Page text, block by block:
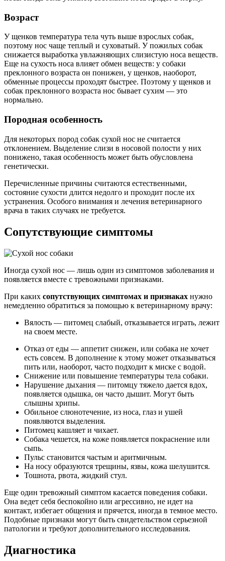
Возраст
У щенков температура тела чуть выше взрослых собак,
поэтому нос чаще теплый и суховатый. У пожилых собак
снижается выработка увлажняющих слизистую носа веществ.
Еще на сухость носа влияет обмен веществ: у собаки
преклонного возраста он понижен, у щенков, наоборот,
обменные процессы проходят быстрее. Поэтому у щенков и
собак преклонного возраста нос бывает сухим — это
нормально.
Породная особенность
Для некоторых пород собак сухой нос не считается
отклонением. Выделение слизи в носовой полости у них
понижено, такая особенность может быть обусловлена
генетически.
Перечисленные причины считаются естественными,
состояние сухости длится недолго и проходит после их
устранения. Особого внимания и лечения ветеринарного
врача в таких случаях не требуется.
Сопутствующие симптомы
Иногда сухой нос — лишь один из симптомов заболевания и
появляется вместе с тревожными признаками.
При каких сопутствующих симптомах и признаках нужно
немедленно обратиться за помощью к ветеринарному врачу:
Вялость — питомец слабый, отказывается играть, лежит
на своем месте.
Отказ от еды — аппетит снижен, или собака не хочет
есть совсем. В дополнение к этому может отказываться
пить или, наоборот, часто подходит к миске с водой.
Снижение или повышение температуры тела собаки.
Нарушение дыхания — питомцу тяжело дается вдох,
появляется одышка, он часто дышит. Могут быть
слышны хрипы.
Обильное слюнотечение, из носа, глаз и ушей
появляются выделения.
Питомец кашляет и чихает.
Собака чешется, на коже появляется покраснение или
сыпь.
Пульс становится частым и аритмичным.
На носу образуются трещины, язвы, кожа шелушится.
Тошнота, рвота, жидкий стул.
Еще один тревожный симптом касается поведения собаки.
Она ведет себя беспокойно или агрессивно, не идет на
контакт, избегает общения и прячется, иногда в темное место.
Подобные признаки могут быть свидетельством серьезной
патологии и требуют дополнительного исследования.
Диагностика